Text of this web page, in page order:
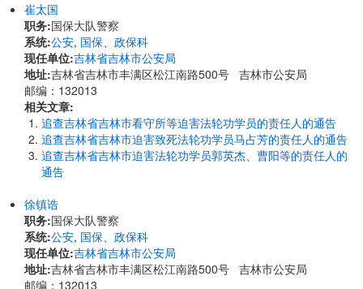
崔太国
职务:国保大队警察
系统:公安, 国保、政保科
现任单位:吉林省吉林市公安局
地址:吉林省吉林市丰满区松江南路500号 吉林市公安局
邮编：132013
相关文章:
追查吉林省吉林市看守所等迫害法轮功学员的责任人的通告
追查吉林省吉林市迫害致死法轮功学员马占芳的责任人的通告
追查吉林省吉林市迫害法轮功学员郭英杰、曹阳等的责任人的
通告
徐镇诰
职务:国保大队警察
系统:公安, 国保、政保科
现任单位:吉林省吉林市公安局
地址:吉林省吉林市丰满区松江南路500号 吉林市公安局
邮编：132013